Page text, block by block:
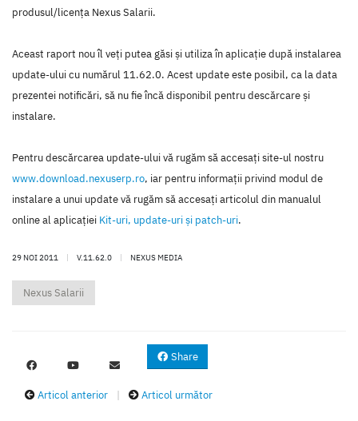
produsul/licenţa Nexus Salarii.
Aceast raport nou îl veţi putea găsi şi utiliza în aplicaţie după instalarea
update-ului cu numărul 11.62.0. Acest update este posibil, ca la data
prezentei notificări, să nu fie încă disponibil pentru descărcare şi
instalare.
Pentru descărcarea update-ului vă rugăm să accesaţi site-ul nostru
www.download.nexuserp.ro, iar pentru informaţii privind modul de
instalare a unui update vă rugăm să accesaţi articolul din manualul
online al aplicaţiei Kit-uri, update-uri şi patch-uri.
29 NOI 2011 | V.11.62.0 | NEXUS MEDIA
Nexus Salarii
Share
Articol anterior Articol următor